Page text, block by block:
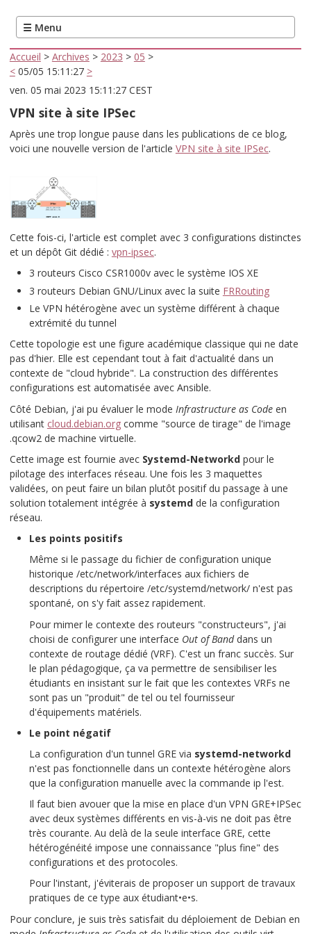
Accueil > Archives > 2023 > 05 >
< 05/05 15:11:27 >
ven. 05 mai 2023 15:11:27 CEST
VPN site à site IPSec
Après une trop longue pause dans les publications de ce blog,
voici une nouvelle version de l'article VPN site à site IPSec.
Cette fois-ci, l'article est complet avec 3 configurations distinctes
et un dépôt Git dédié : vpn-ipsec.
3 routeurs Cisco CSR1000v avec le système IOS XE
3 routeurs Debian GNU/Linux avec la suite FRRouting
Le VPN hétérogène avec un système différent à chaque
extrémité du tunnel
Cette topologie est une figure académique classique qui ne date
pas d'hier. Elle est cependant tout à fait d'actualité dans un
contexte de "cloud hybride". La construction des différentes
configurations est automatisée avec Ansible.
Côté Debian, j'ai pu évaluer le mode Infrastructure as Codeen
utilisant cloud.debian.orgcomme "source de tirage" de l'image
.qcow2 de machine virtuelle.
Cette image est fournie avec Systemd-Networkdpour le
pilotage des interfaces réseau. Une fois les 3 maquettes
validées, on peut faire un bilan plutôt positif du passage à une
solution totalement intégrée à systemdde la configuration
réseau.
Les points positifs
Même si le passage du fichier de configuration unique
historique /etc/network/interfaces aux fichiers de
descriptions du répertoire /etc/systemd/network/n'est pas
spontané, on s'y fait assez rapidement.
Pour mimer le contexte des routeurs "constructeurs", j'ai
choisi de configurer une interface Out of Banddans un
contexte de routage dédié (VRF). C'est un franc succès. Sur
le plan pédagogique, ça va permettre de sensibiliser les
étudiants en insistant sur le fait que les contextes VRFs ne
sont pas un "produit" de tel ou tel fournisseur
d'équipements matériels.
Le point négatif
La configuration d'un tunnel GRE via systemd-networkd
n'est pas fonctionnelle dans un contexte hétérogène alors
que la configuration manuelle avec la commande ip l'est.
Il faut bien avouer que la mise en place d'un VPN GRE+IPSec
avec deux systèmes différents en vis-à-vis ne doit pas être
très courante. Au delà de la seule interface GRE, cette
hétérogénéité impose une connaissance "plus fine" des
configurations et des protocoles.
Pour l'instant, j'éviterais de proposer un support de travaux
pratiques de ce type aux étudiant•e•s.
Pour conclure, je suis très satisfait du déploiement de Debian en